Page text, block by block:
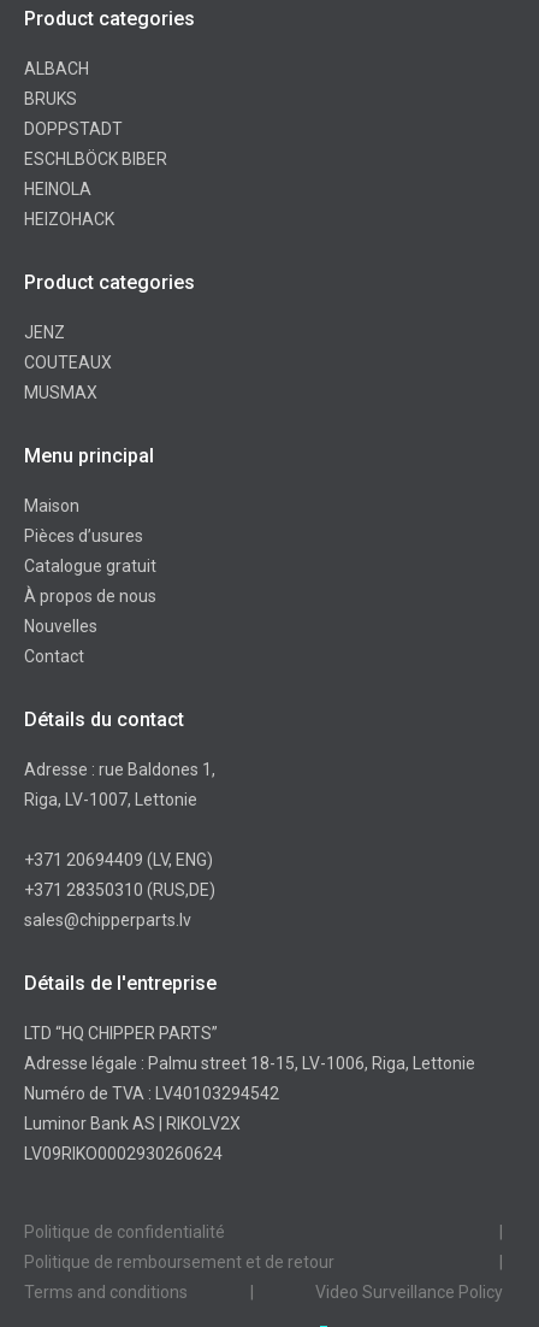
Product categories
ALBACH
BRUKS
DOPPSTADT
ESCHLBÖCK BIBER
HEINOLA
HEIZOHACK
Product categories
JENZ
COUTEAUX
MUSMAX
Menu principal
Maison
Pièces d’usures
Catalogue gratuit
À propos de nous
Nouvelles
Contact
Détails du contact
Adresse : rue Baldones 1,
Riga, LV-1007, Lettonie
+371 20694409 (LV, ENG)
+371 28350310 (RUS,DE)
sales@chipperparts.lv
Détails de l'entreprise
LTD “HQ CHIPPER PARTS”
Adresse légale : Palmu street 18-15, LV-1006, Riga, Lettonie
Numéro de TVA : LV40103294542
Luminor Bank AS | RIKOLV2X
LV09RIKO0002930260624
Politique de confidentialité
Politique de remboursement et de retour
Terms and conditions
Video Surveillance Policy